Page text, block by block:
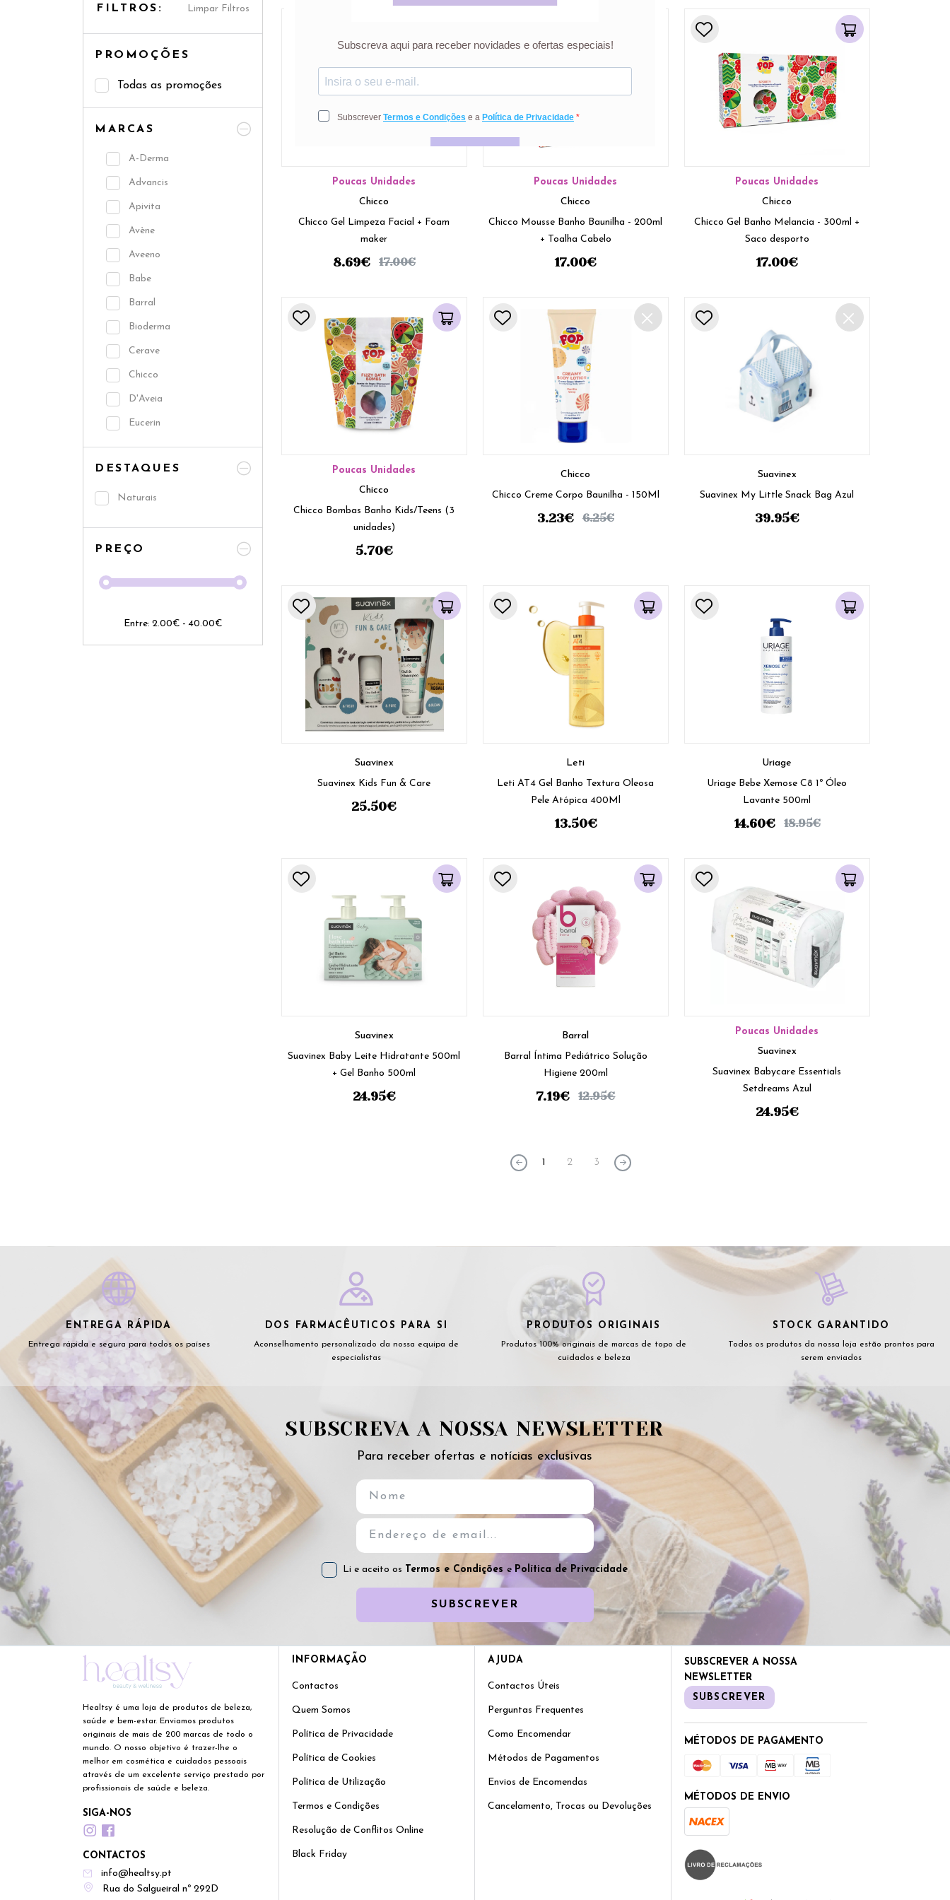
FILTROS: Limpar Filtros
PROMOÇÕES
Todas as promoções
MARCAS
A-Derma
Advancis
Apivita
Avène
Aveeno
Babe
Barral
Bioderma
Cerave
Chicco
D'Aveia
Eucerin
Foamie
Isdin
Johnson's
La Roche Posay
DESTAQUES
Naturais
PREÇO
Entre: 2.00€ - 40.00€
Poucas Unidades
Chicco
Chicco Gel Limpeza Facial + Foam
maker
8.69€ 17.00€
Poucas Unidades
Chicco
Chicco Mousse Banho Baunilha - 200ml
+ Toalha Cabelo
17.00€
Poucas Unidades
Chicco
Chicco Gel Banho Melancia - 300ml +
Saco desporto
17.00€
Poucas Unidades
Chicco
Chicco Bombas Banho Kids/Teens (3
unidades)
5.70€
Chicco
Chicco Creme Corpo Baunilha - 150Ml
3.23€ 6.25€
Suavinex
Suavinex My Little Snack Bag Azul
39.95€
Suavinex
Suavinex Kids Fun & Care
25.50€
Leti
Leti AT4 Gel Banho Textura Oleosa
Pele Atópica 400Ml
13.50€
Uriage
Uriage Bebe Xemose C8 1º Óleo
Lavante 500ml
14.60€ 18.95€
Suavinex
Suavinex Baby Leite Hidratante 500ml
+ Gel Banho 500ml
24.95€
Barral
Barral Íntima Pediátrico Solução
Higiene 200ml
7.19€ 12.95€
Poucas Unidades
Suavinex
Suavinex Babycare Essentials
Setdreams Azul
24.95€
1 2 3
ENTREGA RÁPIDA
Entrega rápida e segura para todos os países
DOS FARMACÊUTICOS PARA SI
Aconselhamento personalizado da nossa equipa de
especialistas
PRODUTOS ORIGINAIS
Produtos 100% originais de marcas de topo de
cuidados e beleza
STOCK GARANTIDO
Todos os produtos da nossa loja estão prontos para
serem enviados
SUBSCREVA A NOSSA NEWSLETTER
Para receber ofertas e notícias exclusivas
Li e aceito os Termos e CondiçõesePolítica de Privacidade
SUBSCREVER
Healtsy é uma loja de produtos de beleza,
saúde e bem-estar. Enviamos produtos
originais de mais de 200 marcas de todo o
mundo. O nosso objetivo é trazer-lhe o
melhor em cosmética e cuidados pessoais
através de um excelente serviço prestado por
profissionais de saúde e beleza.
SIGA-NOS
CONTACTOS
info@healtsy.pt
Rua do Salgueiral nº 292D
INFORMAÇÃO
Contactos
Quem Somos
Política de Privacidade
Política de Cookies
Política de Utilização
Termos e Condições
Resolução de Conflitos Online
Black Friday
AJUDA
Contactos Úteis
Perguntas Frequentes
Como Encomendar
Métodos de Pagamentos
Envios de Encomendas
Cancelamento, Trocas ou Devoluções
SUBSCREVER A NOSSA
NEWSLETTER
SUBSCREVER
MÉTODOS DE PAGAMENTO
MÉTODOS DE ENVIO